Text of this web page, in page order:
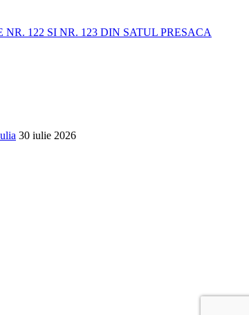
122 SI NR. 123 DIN SATUL PRESACA
30 iulie 2026